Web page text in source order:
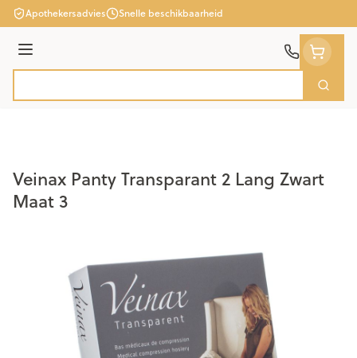
Ga naar de inhoud
Apothekersadvies Snelle beschikbaarheid
Menu
Zoek
Veinax Panty Transparant 2 Lang Zwart
Maat 3